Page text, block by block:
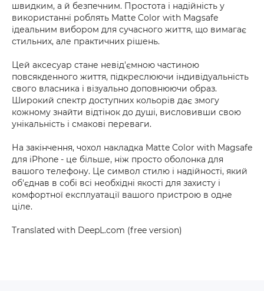
швидким, а й безпечним. Простота і надійність у
використанні роблять Matte Color with Magsafe
ідеальним вибором для сучасного життя, що вимагає
стильних, але практичних рішень.
Цей аксесуар стане невід'ємною частиною
повсякденного життя, підкреслюючи індивідуальність
свого власника і візуально доповнюючи образ.
Широкий спектр доступних кольорів дає змогу
кожному знайти відтінок до душі, висловивши свою
унікальність і смакові переваги.
На закінчення, чохол накладка Matte Color with Magsafe
для iPhone - це більше, ніж просто оболонка для
вашого телефону. Це символ стилю і надійності, який
об'єднав в собі всі необхідні якості для захисту і
комфортної експлуатації вашого пристрою в одне
ціле.
Translated with DeepL.com (free version)